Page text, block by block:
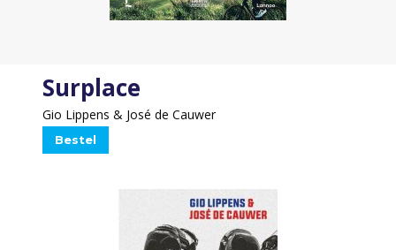
Surplace
Gio Lippens & José de Cauwer
Bestel